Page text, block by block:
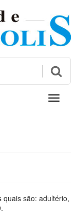

Toggle
quais são: adultério,